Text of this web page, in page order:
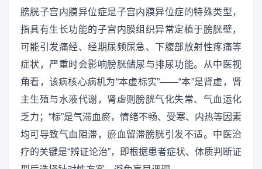
膀胱子宫内膜异位症是子宫内膜异位症的特殊类型，
指具有生长功能的子宫内膜组织异常定植于膀胱壁，
可能引发痛经、经期尿频尿急、下腹部放射性疼痛等
症状，严重时会影响膀胱储尿与排尿功能。从中医视
角看，该病核心病机为“本虚标实”——“本”是肾虚，肾
主生殖与水液代谢，肾虚则膀胱气化失常、气血运化
乏力；“标”是气滞血瘀，情绪不畅、受寒、内热等因素
均可导致气血阻滞，瘀血留滞膀胱引发不适。中医治
疗的关键是“辨证论治”，即根据患者症状、体质判断证